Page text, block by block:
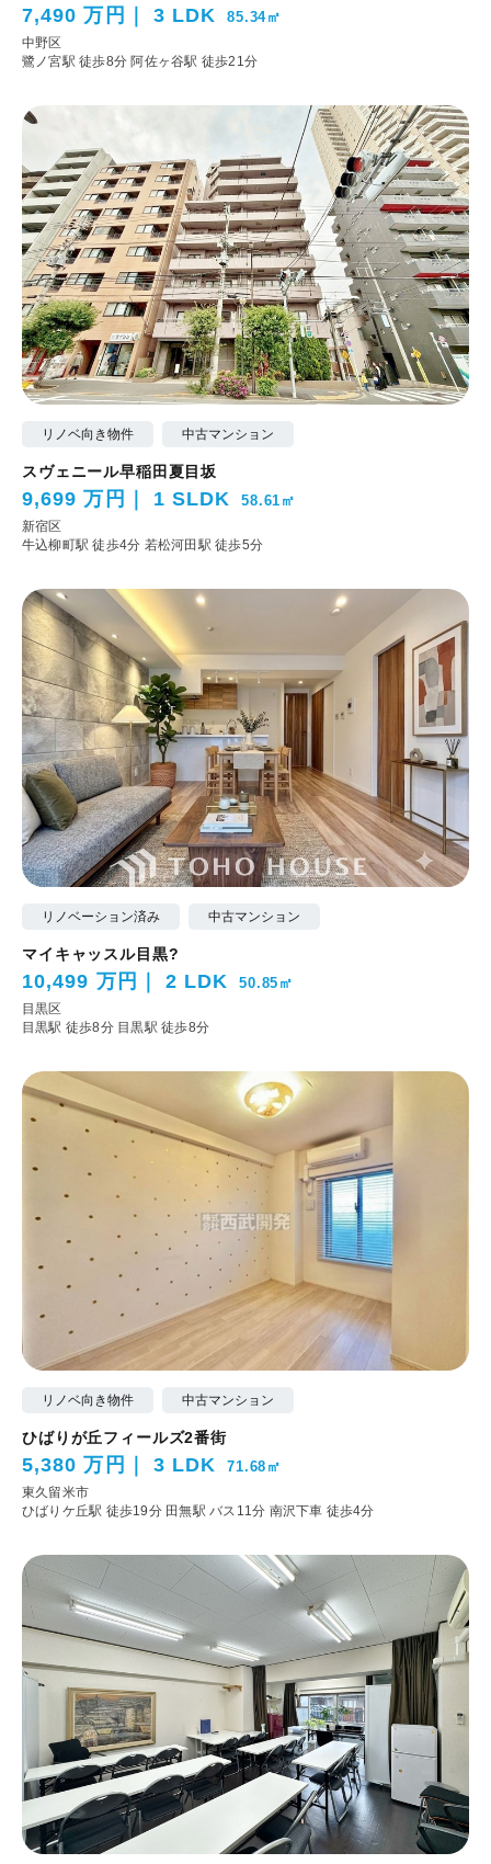
7,490 万円 3 LDK 85.34㎡
中野区
鷺ノ宮駅 徒歩8分 阿佐ヶ谷駅 徒歩21分
リノベ向き物件 中古マンション
スヴェニール早稲田夏目坂
9,699 万円 1 SLDK 58.61㎡
新宿区
牛込柳町駅 徒歩4分 若松河田駅 徒歩5分
リノベーション済み 中古マンション
マイキャッスル目黒?
10,499 万円 2 LDK 50.85㎡
目黒区
目黒駅 徒歩8分 目黒駅 徒歩8分
リノベ向き物件 中古マンション
ひばりが丘フィールズ2番街
5,380 万円 3 LDK 71.68㎡
東久留米市
ひばりケ丘駅 徒歩19分 田無駅 バス11分 南沢下車 徒歩4分